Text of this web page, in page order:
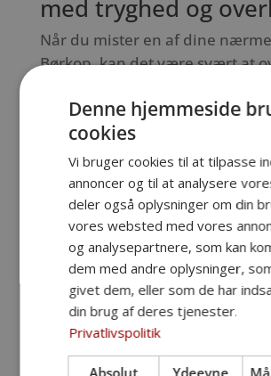
med tryghed og
Når du mister en af dine
Børkop, kan det være svært at
bedemand i Børkop begynder
en personlig samtale, hvor vi
ønsker, du – og eventuelt
den sidste afsked.
Vi tager hånd om alt det
forbindelse med en begravelse
bisættelse i Børkop, uanset om
er sket i hjemmet, på hospital,
plejehjem. Afdøde bliver
den største respekt, og der er
bedemænd til stede ved
Denne hjemmeside
cookies
Vi bruger cookies til at tilpasse
annoncer og til at analysere
deler også oplysninger om din
vores websted med vores
og analysepartnere, som kan
dem med andre oplysninger,
givet dem, eller som de har
din brug af deres tjenester.
Privatlivspolitik
Absolut Ydeevne